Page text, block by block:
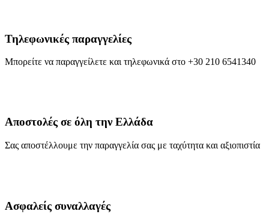
Τηλεφωνικές παραγγελίες
Μπορείτε να παραγγείλετε και τηλεφωνικά στο +30 210 6541340
Αποστολές σε όλη την Ελλάδα
Σας αποστέλλουμε την παραγγελία σας με ταχύτητα και αξιοπιστία
Ασφαλείς συναλλαγές